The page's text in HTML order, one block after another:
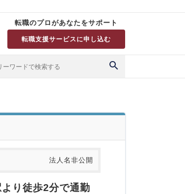
転職のプロがあなたをサポート
転職支援サービスに申し込む
法人名非公開
り徒歩2分で通勤